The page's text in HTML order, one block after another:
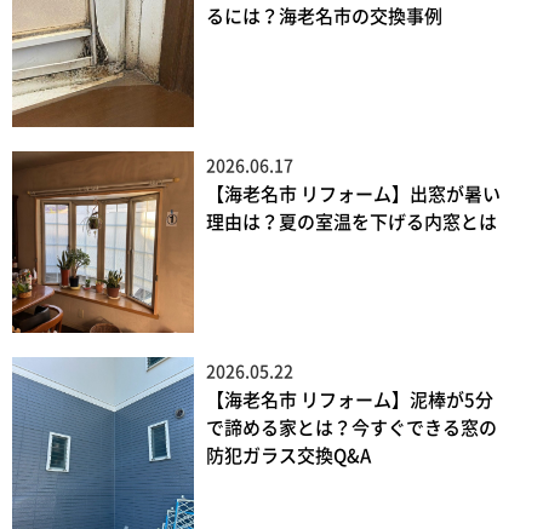
るには？海老名市の交換事例
2026.06.17
【海老名市 リフォーム】出窓が暑い
理由は？夏の室温を下げる内窓とは
2026.05.22
【海老名市 リフォーム】泥棒が5分
で諦める家とは？今すぐできる窓の
防犯ガラス交換Q&A